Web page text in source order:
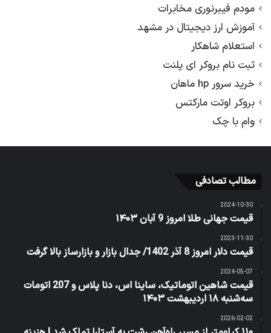
مودم فیبرنوری مخابرات
آموزش ارز دیجیتال در مشهد
استعلام شاهکار
ثبت نام بروکر ای پلنت
خرید سرور hp ماهان
بروکر اوتت مارکتس
وام با چک
مطالب تصادفی
2024-10-30
قیمت جهانی طلا امروز 9 آبان ۱۴۰۳
2023-11-30
قیمت دلار امروز 8 آذر 1402/ جدال بازار و بازارساز بالا گرفت
2024-05-07
قیمت شاهین اتوماتیک، ساینا اس، دنا پلاس و 207 اتومات
سه‌شنبه ۱۸ اردیبهشت ۱۴۰۳
2026-02-02